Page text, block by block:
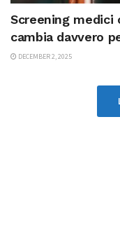
Screening medici
cambia davvero
DECEMBER 2, 2025